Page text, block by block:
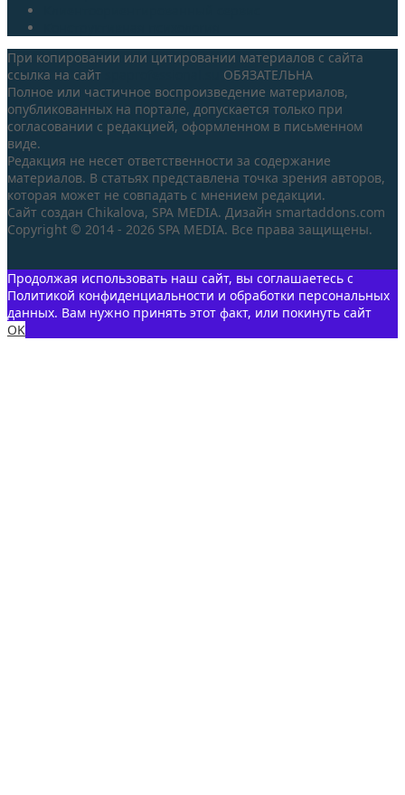
При копировании или цитировании материалов с сайта
ссылка на сайт
ОБЯЗАТЕЛЬНА
Полное или частичное воспроизведение материалов,
опубликованных на портале, допускается только при
согласовании с редакцией, оформленном в письменном
виде.
Редакция не несет ответственности за содержание
материалов. В статьях представлена точка зрения авторов,
которая может не совпадать с мнением редакции.
Сайт создан Chikalova, SPA MEDIA. Дизайн smartaddons.com
Copyright © 2014 - 2026 SPA MEDIA. Все права защищены.
Продолжая использовать наш сайт, вы соглашаетесь с
Политикой конфиденциальности и обработки персональных
данных. Вам нужно принять этот факт, или покинуть сайт
OK